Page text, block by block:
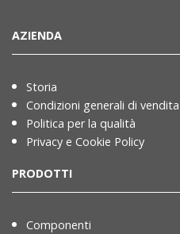
AZIENDA
Storia
Condizioni generali di vendita
Politica per la qualità
Privacy e Cookie Policy
PRODOTTI
Componenti